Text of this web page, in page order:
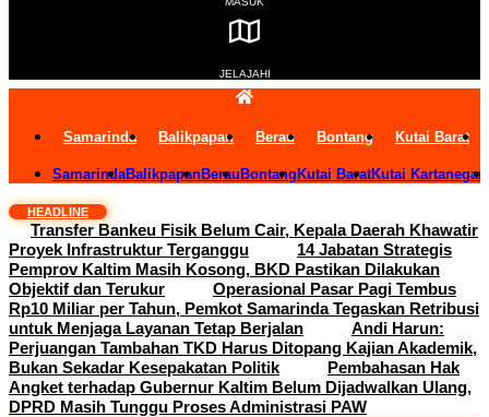
JELAJAHI
Samarinda Balikpapan Berau Bontang Kutai Barat
SamarindaBalikpapanBerau Bontang Kutai BaratKutai
HEADLINE
Transfer Bankeu Fisik Belum Cair, Kepala Daerah Khawatir
Proyek Infrastruktur Terganggu
14 Jabatan Strategis
Pemprov Kaltim Masih Kosong, BKD Pastikan Dilakukan
Objektif dan Terukur
Operasional Pasar Pagi Tembus
Rp10 Miliar per Tahun, Pemkot Samarinda Tegaskan Retribusi
untuk Menjaga Layanan Tetap Berjalan
Andi Harun:
Perjuangan Tambahan TKD Harus Ditopang Kajian Akademik,
Bukan Sekadar Kesepakatan Politik
Pembahasan Hak
Angket terhadap Gubernur Kaltim Belum Dijadwalkan Ulang,
DPRD Masih Tunggu Proses Administrasi PAW